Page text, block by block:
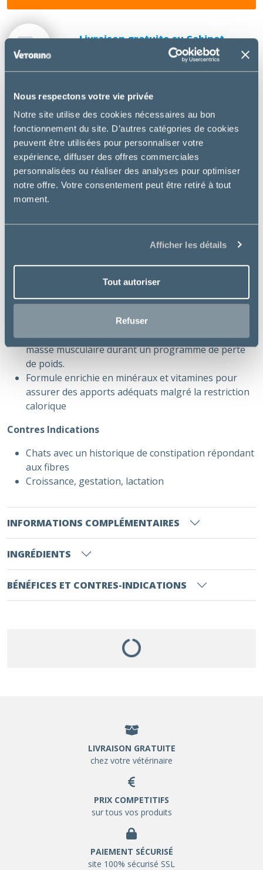
Nous respectons votre vie privée
Notre site utilise des cookies nécessaires au bon
fonctionnement du site. D’autres catégories de cookies
peuvent être utilisées pour personnaliser votre
expérience, diffuser des offres commerciales
personnalisées ou réaliser des analyses pour optimiser
notre offre. Votre consentement peut être retiré à tout
moment.
Afficher les détails
Tout autoriser
Refuser
Livraison gratuite au Cabinet
vétérinaire PROXIEVET
DESCRIPTION
Royal Canin Cat Satiety Weigth Management
aliment diététique complet pour chat en surpoids.
Utilisation
Surpoids / Obésité
Bénéfices
volume du bol alimentaire et agir sur la satiété en
diminuant la consommation spontanée d’aliment.
Un apport adapté en protéines aide à maintenir la
masse musculaire durant un programme de perte
de poids.
Formule enrichie en minéraux et vitamines pour
assurer des apports adéquats malgré la restriction
calorique
Contres Indications
Chats avec un historique de constipation répondant
aux fibres
Croissance, gestation, lactation
INFORMATIONS COMPLÉMENTAIRES
INGRÉDIENTS
BÉNÉFICES ET CONTRES-INDICATIONS
LIVRAISON GRATUITE
chez votre vétérinaire
PRIX COMPETITIFS
sur tous vos produits
PAIEMENT SÉCURISÉ
site 100% sécurisé SSL